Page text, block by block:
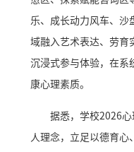
乐、成长动力风车、沙
域融入艺术表达、劳育
沉浸式参与体验，在系
康心理素质。
据悉，学校2026
人理念，立足以德育心